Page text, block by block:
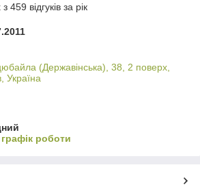
459 відгуків за рік
(Державінська), 38, 2 поверх,
Україна
роботи